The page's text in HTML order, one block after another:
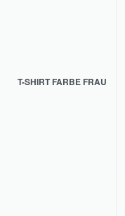
T-SHIRT FARBE FRAU